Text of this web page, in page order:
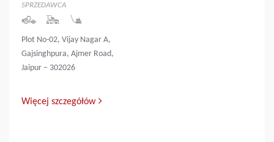
SPRZEDAWCA
Plot No-02, Vijay Nagar A,
Gajsinghpura, Ajmer Road,
Jaipur – 302026
Więcej szczegółów